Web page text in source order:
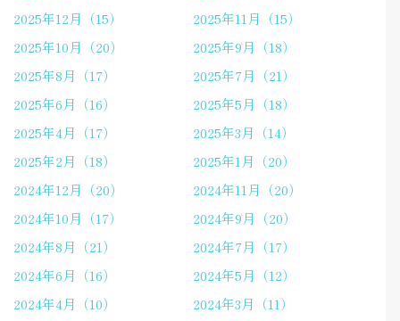
2025年12月（15）
2025年11月（15）
2025年10月（20）
2025年9月（18）
2025年8月（17）
2025年7月（21）
2025年6月（16）
2025年5月（18）
2025年4月（17）
2025年3月（14）
2025年2月（18）
2025年1月（20）
2024年12月（20）
2024年11月（20）
2024年10月（17）
2024年9月（20）
2024年8月（21）
2024年7月（17）
2024年6月（16）
2024年5月（12）
2024年4月（10）
2024年3月（11）